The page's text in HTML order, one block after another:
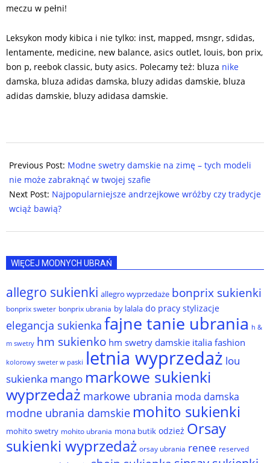
meczu w pełni!
Leksykon mody kibica i nie tylko: inst, mapped, msngr, sdidas,
lentamente, medicine, new balance, asics outlet, louis, bon prix,
bon p, reebok classic, buty asics. Polecamy też: bluza nike
damska, bluza adidas damska, bluzy adidas damskie, bluza
adidas damskie, bluzy adidasa damskie.
11-
14
Previous Post: Modne swetry damskie na zimę – tych modeli
nie może zabraknąć w twojej szafie
Next Post: Najpopularniejsze andrzejkowe wróżby czy tradycje
wciąż bawią?
WIĘCEJ MODNYCH UBRAŃ
allegro sukienki allegro wyprzedaże bonprix sukienki
bonprix sweter bonprix ubrania by lalala do pracy stylizacje
elegancja sukienka fajne tanie ubrania h &
m swetry hm sukienko hm swetry damskie italia fashion
kolorowy sweter w paski letnia wyprzedaż lou
sukienka mango markowe sukienki
wyprzedaż markowe ubrania moda damska
modne ubrania damskie mohito sukienki
mohito swetry mohito ubrania mona butik odzież Orsay
sukienki wyprzedaż orsay ubrania renee reserved